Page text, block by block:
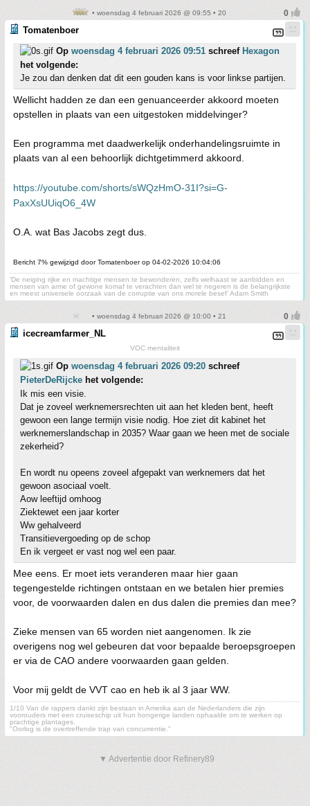
• woensdag 4 februari 2026 @ 09:55 • 20
Tomatenboer
Op woensdag 4 februari 2026 09:51 schreef Hexagon
het volgende:
Je zou dan denken dat dit een gouden kans is voor linkse partijen.
Wellicht hadden ze dan een genuanceerder akkoord moeten
opstellen in plaats van een uitgestoken middelvinger?
Een programma met daadwerkelijk onderhandelingsruimte in
plaats van al een behoorlijk dichtgetimmerd akkoord.
https://youtube.com/shorts/sWQzHmO-31I?si=G-
PaxXsUUiqO6_4W
O.A. wat Bas Jacobs zegt dus.
Bericht 7% gewijzigd door Tomatenboer op 04-02-2026 10:04:06
'De neiging rijke en machtige mensen te bewonderen, zelfs welhaast te aanbidden en
mensen van arme of gewone komaf te verachten dan wel te negeren is de belangrijkste
en meest universele oorzaak van de corruptie van ons morele besef' Adam Smith
• woensdag 4 februari 2026 @ 10:00 • 21
icecreamfarmer_NL
VOC mentaliteit
Op woensdag 4 februari 2026 09:20 schreef
PieterDeRijcke het volgende:
Ik mis een visie.
Dat je zoveel werknemersrechten uit aan het kleden bent, heeft
gewoon een lange termijn visie nodig. Hoe ziet dit kabinet het
werknemerslandschap in 2035? Waar gaan we heen met de sociale
zekerheid?
En wordt nu opeens zoveel afgepakt van werknemers dat het
gewoon asociaal voelt.
Aow leeftijd omhoog
Ziektewet een jaar korter
Ww gehalveerd
Transitievergoeding op de schop
En ik vergeet er vast nog wel een paar.
Mee eens. Er moet iets veranderen maar hier gaan
tegengestelde richtingen ontstaan en we betalen hier premies
voor, de voorwaarden dalen en dus dalen die premies dan mee?
Zieke mensen van 65 worden niet aangenomen. Ik zie
overigens nog wel gebeuren dat voor bepaalde beroepsgroepen
er via de CAO andere voorwaarden gaan gelden.
Voor mij geldt de VVT cao en heb ik al 3 jaar WW.
1/10 Van de rappers dankt zijn bestaan in Amerika aan de Nederlanders die zijn
voorouders met een cruiseschip uit hun hongerige landen ophaalde om te werken op
prachtige plantages.
"Oorlog is de overtreffende trap van concurrentie."
▼ Advertentie door Refinery89